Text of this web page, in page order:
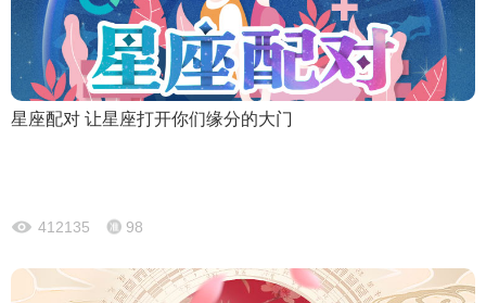
星座配对 让星座打开你们缘分的大门
412135 98